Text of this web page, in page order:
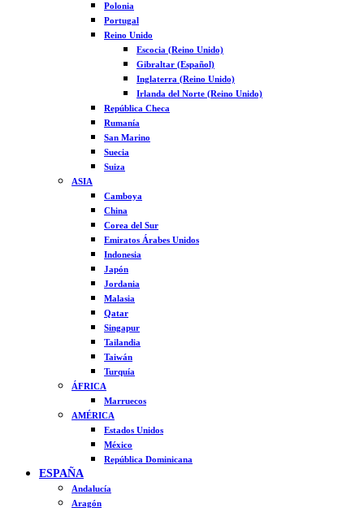
Polonia
Portugal
Reino Unido
Escocia (Reino Unido)
Gibraltar (Español)
Inglaterra (Reino Unido)
Irlanda del Norte (Reino Unido)
República Checa
Rumanía
San Marino
Suecia
Suiza
ASIA
Camboya
China
Corea del Sur
Emiratos Árabes Unidos
Indonesia
Japón
Jordania
Malasia
Qatar
Singapur
Tailandia
Taiwán
Turquía
ÁFRICA
Marruecos
AMÉRICA
Estados Unidos
México
República Dominicana
ESPAÑA
Andalucía
Aragón